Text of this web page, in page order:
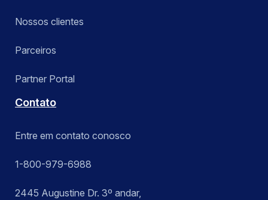
Nossos clientes
Parceiros
Partner Portal
Contato
Entre em contato conosco
1-800-979-6988
2445 Augustine Dr. 3º andar,